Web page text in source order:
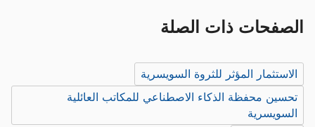
الصفحات ذات الصلة
الاستثمار المؤثر للثروة السويسرية
تحسين محفظة الذكاء الاصطناعي للمكاتب العائلية
السويسرية